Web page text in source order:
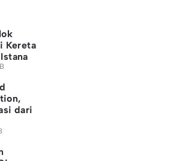
Kereta
dari